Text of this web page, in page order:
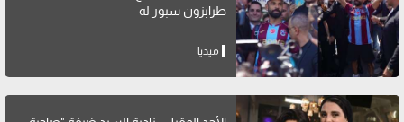
طرابزون سبور له
ميديا